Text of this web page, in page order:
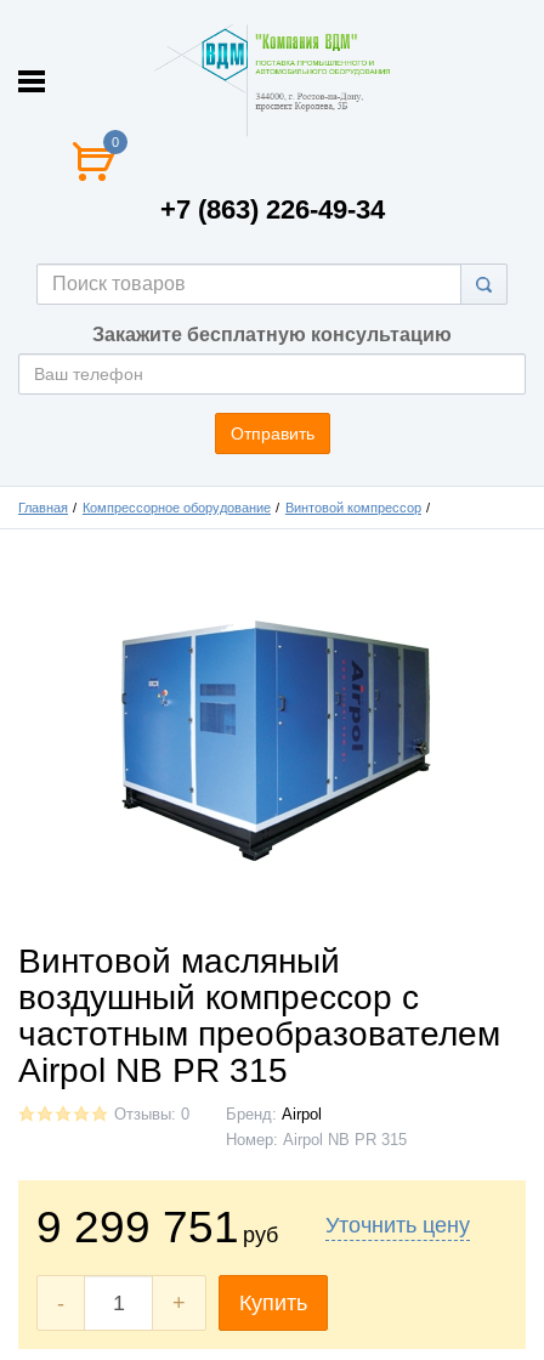
0
+7 (863) 226-49-34
Закажите бесплатную консультацию
Отправить
Главная Компрессорное оборудование Винтовой компрессор
Винтовой масляный
воздушный компрессор с
частотным преобразователем
Airpol NB PR 315
Отзывы: 0 Бренд: Аirроl
Номер: Airpol NB PR 315
9 299 751 руб
- + Купить
Уточнить цену